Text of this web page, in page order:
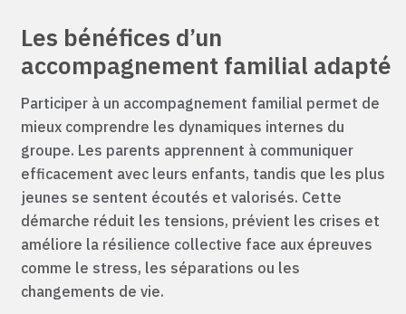
Les bénéfices d’un
accompagnement familial adapté
Participer à un accompagnement familial permet de
mieux comprendre les dynamiques internes du
groupe. Les parents apprennent à communiquer
efficacement avec leurs enfants, tandis que les plus
jeunes se sentent écoutés et valorisés. Cette
démarche réduit les tensions, prévient les crises et
améliore la résilience collective face aux épreuves
comme le stress, les séparations ou les
changements de vie.